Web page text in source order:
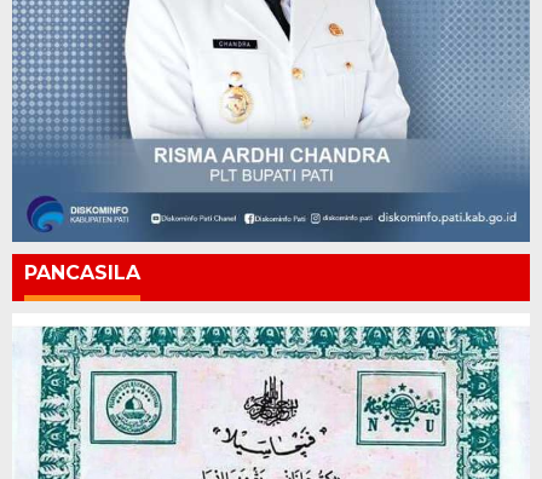
PANCASILA